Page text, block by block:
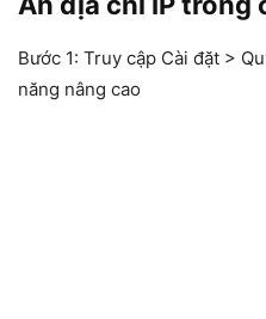
Bước 1: Truy cập Cài đặt >
năng nâng cao